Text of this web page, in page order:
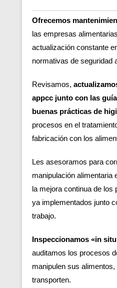
Ofrecemos
las empresas
actualización constante
normativas de seguridad
Revisamos,
appcc junto con las
buenas prácticas de
procesos en el
fabricación con los
Les asesoramos para
manipulación alimentaria
la mejora continua de los
ya implementados junto
trabajo.
Inspeccionamos «in
auditamos los procesos
manipulen sus
transporten.